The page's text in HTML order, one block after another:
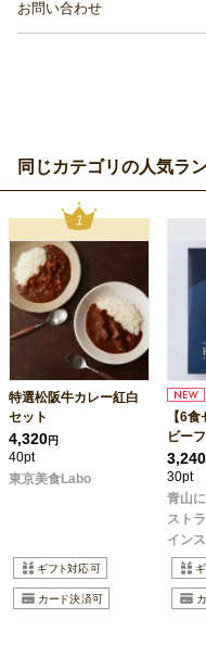
お問い合わせ
同じカテゴリの人気ラ
特選松阪牛カレー紅白
セット
4,320円
40pt
東京美食Labo
【6
ビー
3,240
30pt
青山
スト
イン